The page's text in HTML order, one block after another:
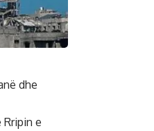
dhe
Rripin e